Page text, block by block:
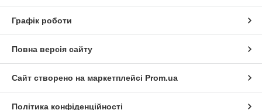
Графік роботи
Повна версія сайту
Сайт створено на маркетплейсі Prom.ua
Політика конфіденційності